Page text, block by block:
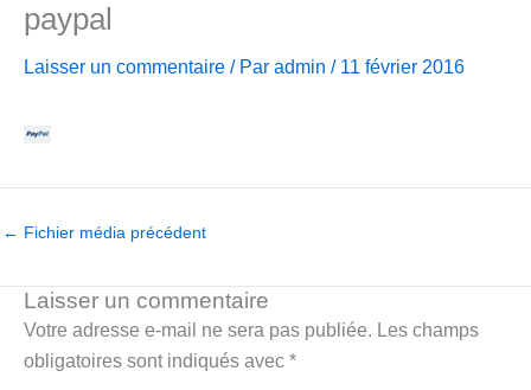
paypal
Laisser un commentaire / Par admin / 11 février 2016
← Fichier média précédent
Laisser un commentaire
Votre adresse e-mail ne sera pas publiée. Les champs
obligatoires sont indiqués avec *